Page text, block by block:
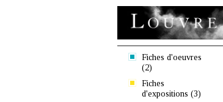
Fiches d'oeuvres
(2)
Fiches
d'expositions (3)